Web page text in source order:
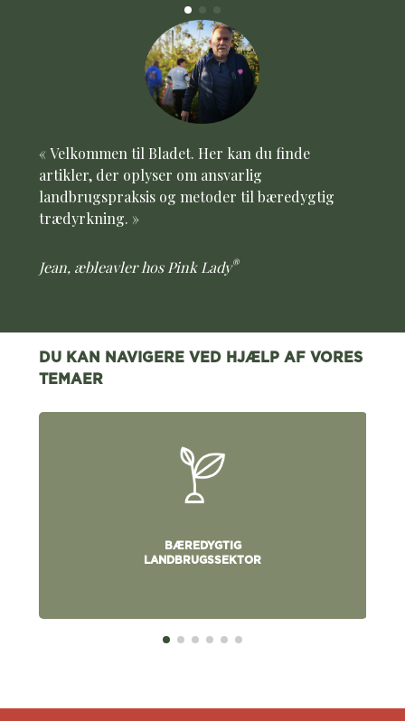
« Velkommen til Bladet. Her kan du finde
artikler, der oplyser om ansvarlig
landbrugspraksis og metoder til bæredygtig
trædyrkning. »
Jean, æbleavler hos Pink Lady®
DU KAN NAVIGERE VED HJÆLP AF VORES
TEMAER
BÆREDYGTIG
LANDBRUGSSEKTOR